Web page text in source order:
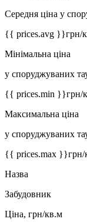
Середня ціна у
{{ prices.avg }}грн/
Мінімальна ціна
у споруджуваних
{{ prices.min }}грн/
Максимальна ціна
у споруджуваних
{{ prices.max }}
Назва
Забудовник
Ціна, грн/кв.м